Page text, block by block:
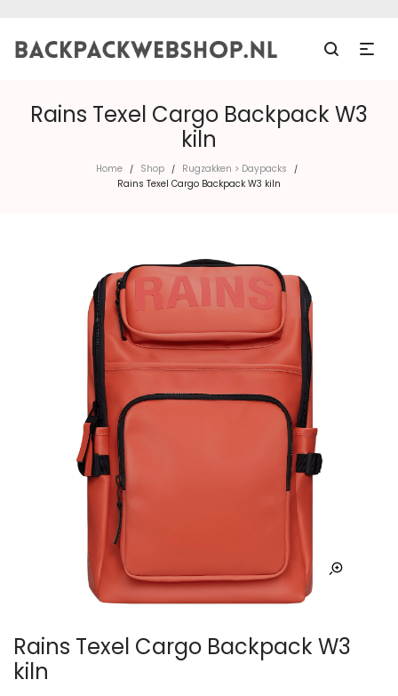
Rains Texel Cargo Backpack W3
kiln
Home / Shop / Rugzakken > Daypacks /
Rains Texel Cargo Backpack W3 kiln
Rains Texel Cargo Backpack W3
kiln